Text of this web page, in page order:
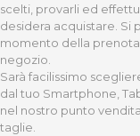
scelti, provarli ed
desidera acquistare. Si
momento della
negozio.
Sarà facilissimo
dal tuo Smartphone,
nel nostro punto
taglie.